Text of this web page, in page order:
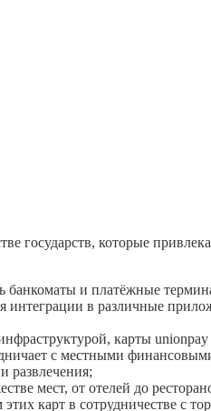
государств, которые
банкоматы и платёжные
в различные
карты
с местными
развлечения;
мест, от отелей до
карт в сотрудничестве с